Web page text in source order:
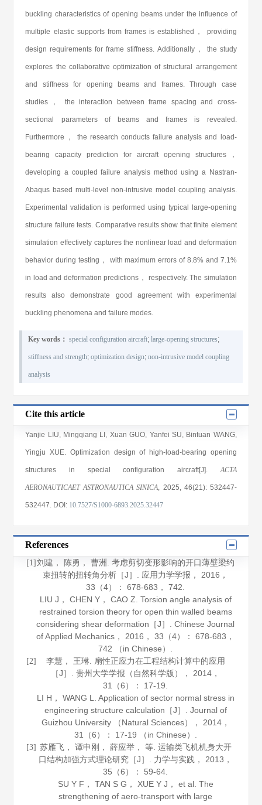
buckling characteristics of opening beams under the influence of
multiple elastic supports from frames is established， providing
design requirements for frame stiffness. Additionally， the study
explores the collaborative optimization of structural arrangement
and stiffness for opening beams and frames. Through case
studies， the interaction between frame spacing and cross-
sectional parameters of beams and frames is revealed.
Furthermore， the research conducts failure analysis and load-
bearing capacity prediction for aircraft opening structures，
developing a coupled failure analysis method using a Nastran-
Abaqus based multi-level non-intrusive model coupling analysis.
Experimental validation is performed using typical large-opening
structure failure tests. Comparative results show that finite element
simulation effectively captures the nonlinear load and deformation
behavior during testing， with maximum errors of 8.8% and 7.1%
in load and deformation predictions， respectively. The simulation
results also demonstrate good agreement with experimental
buckling phenomena and failure modes.
Key words： special configuration aircraft;large-opening structures;
stiffness and strength;optimization design;non-intrusive model coupling
analysis
Cite this article
Yanjie LIU, Mingqiang LI , Xuan GUO, Yanfei SU, Bintuan WANG,
Yingju XUE. Optimization design of high-load-bearing opening
structures in special configuration aircraft[J].ACTA
AERONAUTICAET ASTRONAUTICA SINICA, 2025, 46(21): 532447-
532447. DOI: 10.7527/S1000-6893.2025.32447
References
[1] 刘建， 陈勇， 曹洲. 考虑剪切变形影响的开口薄壁梁约
束扭转的扭转角分析［J］. 应用力学学报 ， 2016 ，
33 （4）： 678-683， 742.
LIU J， CHEN Y， CAO Z. Torsion angle analysis of
restrained torsion theory for open thin walled beams
considering shear deformation［J］.Chinese Journal
of Applied Mechanics ， 2016 ，33 （4）： 678-683，
742 （in Chinese）.
[2]
李慧， 王琳. 扇性正应力在工程结构计算中的应用
［J］.贵州大学学报（自然科学版） ， 2014 ，
31
（6）： 17-19.
LI H， WANG L. Application of sector normal stress in
engineering structure calculation［J］. Journal of
Guizhou University （Natural Sciences）
， 2014，
31
（6）： 17-19 （in Chinese）.
[3] 苏雁飞， 谭申刚， 薛应举， 等. 运输类飞机机身大开
口结构加强方式理论研究［J］. 力学与实践 ， 2013 ，
35 （6）： 59-64.
SU Y F， TAN S G， XUE Y J， et al. The
strengthening of aero-transport with large